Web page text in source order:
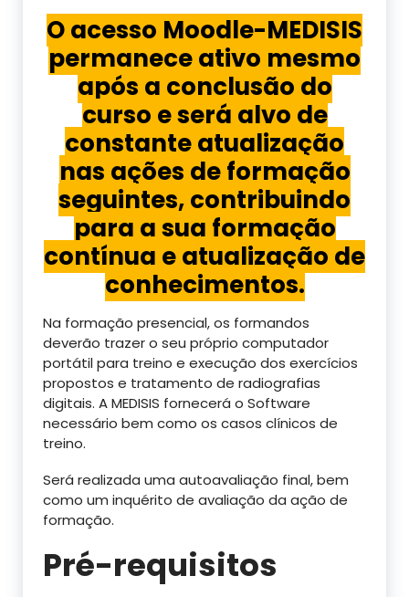
O acesso Moodle-MEDISIS
permanece ativo mesmo
após a conclusão do
curso e será alvo de
constante atualização
nas ações de formação
seguintes, contribuindo
para a sua formação
contínua e atualização de
conhecimentos.
Na formação presencial, os formandos
deverão trazer o seu próprio computador
portátil para treino e execução dos exercícios
propostos e tratamento de radiografias
digitais. A MEDISIS fornecerá o Software
necessário bem como os casos clínicos de
treino.
Será realizada uma autoavaliação final, bem
como um inquérito de avaliação da ação de
formação.
Pré-requisitos